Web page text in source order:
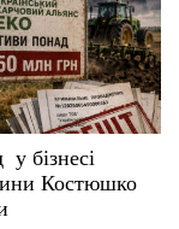
бізнесі
Костюшко